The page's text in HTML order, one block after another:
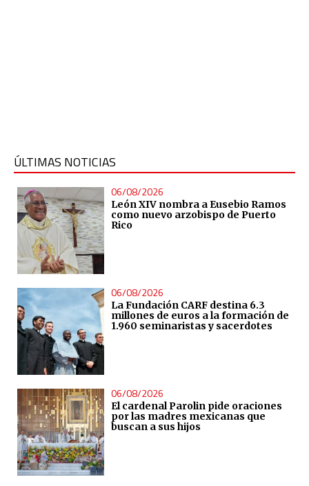
ÚLTIMAS NOTICIAS
06/08/2026
León XIV nombra a Eusebio Ramos
como nuevo arzobispo de Puerto
Rico
06/08/2026
La Fundación CARF destina 6.3
millones de euros a la formación de
1.960 seminaristas y sacerdotes
06/08/2026
El cardenal Parolin pide oraciones
por las madres mexicanas que
buscan a sus hijos